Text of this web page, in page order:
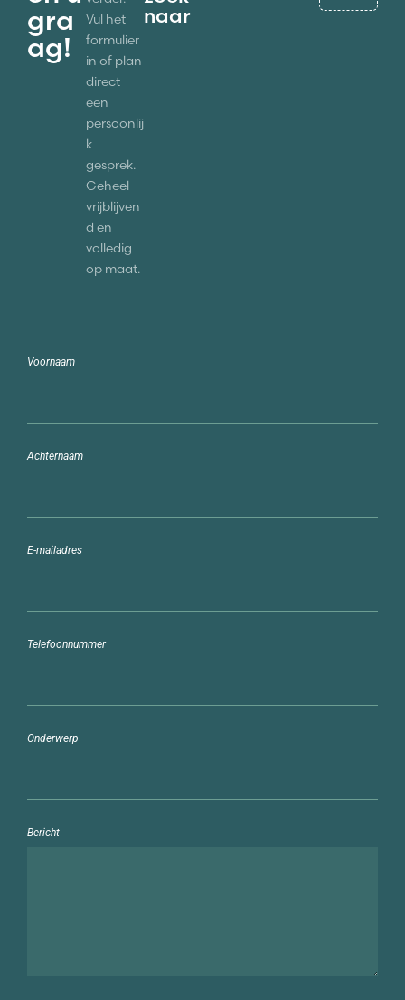
gra
ag!
Vul het
formulier
in of plan
direct
een
persoonlij
k
gesprek.
Geheel
vrijblijven
d en
volledig
op maat.
naar
Voornaam
Achternaam
E-mailadres
Telefoonnummer
Onderwerp
Bericht